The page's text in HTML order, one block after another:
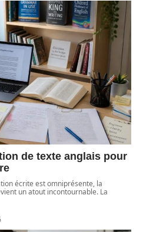
de texte anglais pour
écrite est omniprésente, la
un atout incontournable. La